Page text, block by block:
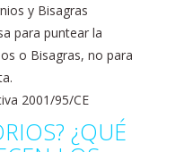
y Bisagras
para puntear la
o Bisagras, no para
2001/95/CE
¿QUÉ